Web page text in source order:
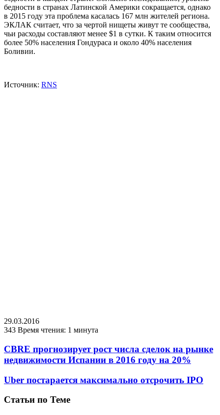
бедности в странах Латинской Америки сокращается, однако
в 2015 году эта проблема касалась 167 млн жителей региона.
ЭКЛАК считает, что за чертой нищеты живут те сообщества,
чьи расходы составляют менее $1 в сутки. К таким относится
более 50% населения Гондураса и около 40% населения
Боливии.
Источник: RNS
29.03.2016
343 Время чтения: 1 минута
CBRE прогнозирует рост числа сделок на рынке
недвижимости Испании в 2016 году на 20%
Uber постарается максимально отсрочить IPO
Статьи по Теме